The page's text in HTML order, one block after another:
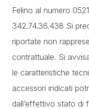
Felino al numero
342.74.36.438 Si
riportate non
contrattuale. Si
le caratteristiche
accessori indicati
dall’effettivo stato di